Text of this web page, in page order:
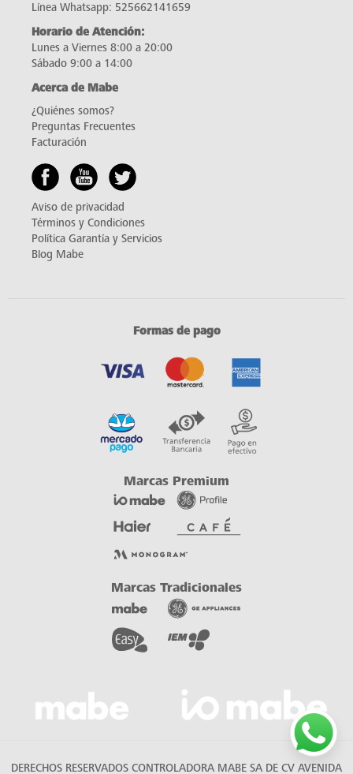
Línea Whatsapp: 525662141659
Horario de Atención:
Lunes a Viernes 8:00 a 20:00
Sábado 9:00 a 14:00
Acerca de Mabe
¿Quiénes somos?
Preguntas Frecuentes
Facturación
Aviso de privacidad
Términos y Condiciones
Política Garantía y Servicios
Blog Mabe
Formas de pago
DERECHOS RESERVADOS CONTROLADORA MABE SA DE CV AVENIDA